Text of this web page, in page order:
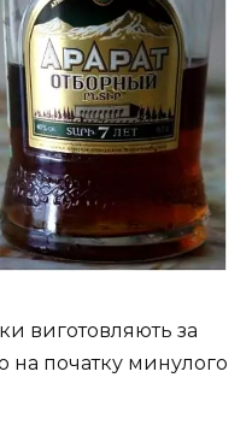
виготовляють за
на початку минулого